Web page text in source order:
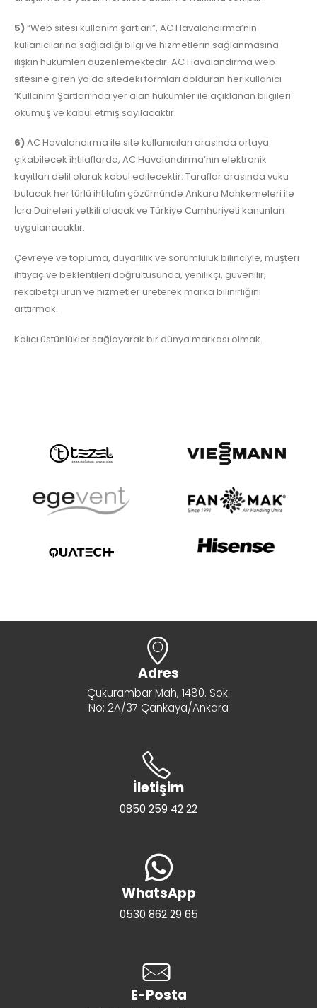
5)“Web sitesi kullanım şartları”, AC Havalandırma’nın
kullanıcılarına sağladığı bilgi ve hizmetlerin sağlanmasına
ilişkin hükümleri düzenlemektedir. AC Havalandırma web
sitesine giren ya da sitedeki formları dolduran her kullanıcı
‘Kullanım Şartları’nda yer alan hükümler ile açıklanan bilgileri
okumuş ve kabul etmiş sayılacaktır.
6)AC Havalandırma ile site kullanıcıları arasında ortaya
çıkabilecek ihtilaflarda, AC Havalandırma’nın elektronik
kayıtları delil olarak kabul edilecektir. Taraflar arasında vuku
bulacak her türlü ihtilafın çözümünde Ankara Mahkemeleri ile
İcra Daireleri yetkili olacak ve Türkiye Cumhuriyeti kanunları
uygulanacaktır.
Çevreye ve topluma, duyarlılık ve sorumluluk bilinciyle, müşteri
ihtiyaç ve beklentileri doğrultusunda, yenilikçi, güvenilir,
rekabetçi ürün ve hizmetler üreterek marka bilinirliğini
arttırmak.
Kalıcı üstünlükler sağlayarak bir dünya markası olmak.
Adres
Çukurambar Mah, 1480. Sok.
No: 2A/37 Çankaya/Ankara
İletişim
0850 259 42 22
WhatsApp
0530 862 29 65
E-Posta